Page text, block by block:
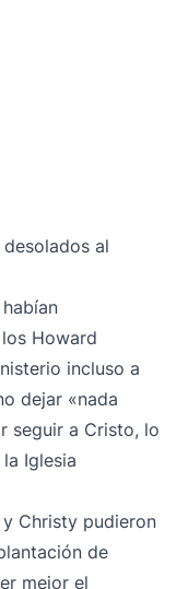
al
Howard
incluso a
dejar «nada
seguir a Cristo, lo
Iglesia
Christy pudieron
de
mejor el